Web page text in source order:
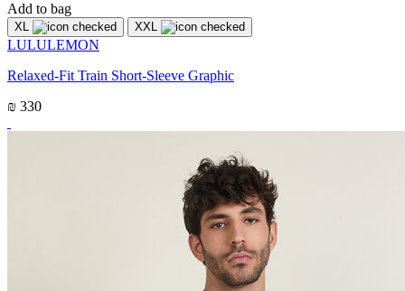
Add to bag
XL XXL
LULULEMON
Relaxed-Fit Train Short-Sleeve Graphic
₪ 330